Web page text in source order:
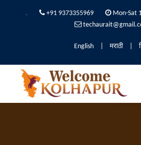
. +91 9373355969
Mon-Sat
English मराठी